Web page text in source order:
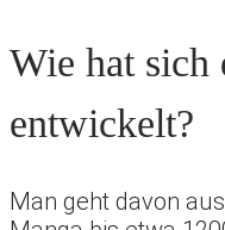
Wie hat sich
entwickelt?
Man geht davon